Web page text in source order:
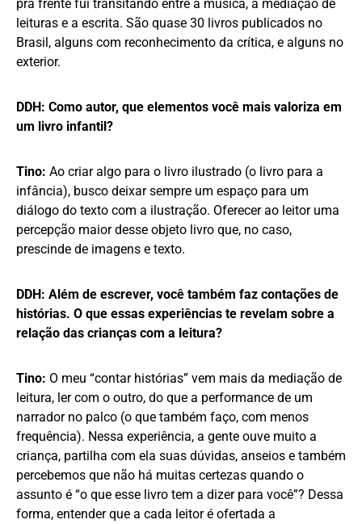
pra frente fui transitando entre a música, a mediação de
leituras e a escrita. São quase 30 livros publicados no
Brasil, alguns com reconhecimento da crítica, e alguns no
exterior.
DDH: Como autor, que elementos você mais valoriza em
um livro infantil?
Tino: Ao criar algo para o livro ilustrado (o livro para a
infância), busco deixar sempre um espaço para um
diálogo do texto com a ilustração. Oferecer ao leitor uma
percepção maior desse objeto livro que, no caso,
prescinde de imagens e texto.
DDH: Além de escrever, você também faz contações de
histórias. O que essas experiências te revelam sobre a
relação das crianças com a leitura?
Tino: O meu “contar histórias” vem mais da mediação de
leitura, ler com o outro, do que a performance de um
narrador no palco (o que também faço, com menos
frequência). Nessa experiência, a gente ouve muito a
criança, partilha com ela suas dúvidas, anseios e também
percebemos que não há muitas certezas quando o
assunto é “o que esse livro tem a dizer para você”? Dessa
forma, entender que a cada leitor é ofertada a